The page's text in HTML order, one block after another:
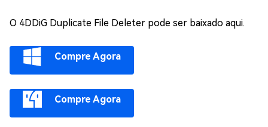
O 4DDiG Duplicate File Deleter pode ser baixado aqui.
Compre Agora
Compre Agora